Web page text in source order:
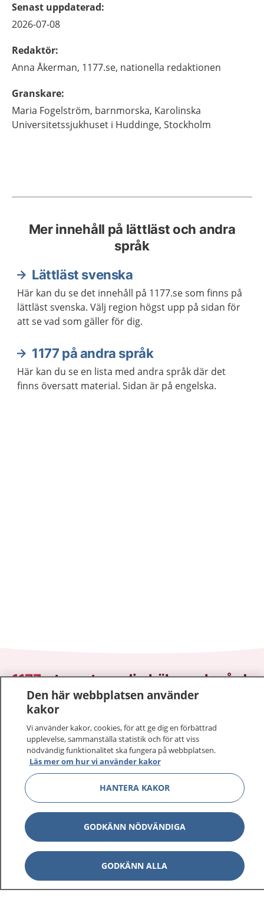
Senast uppdaterad:
2026-07-08
Redaktör:
Anna Åkerman, 1177.se, nationella redaktionen
Granskare:
Maria Fogelström, barnmorska, Karolinska
Universitetssjukhuset i Huddinge, Stockholm
Mer innehåll på lättläst och andra
språk
Lättläst svenska
Här kan du se det innehåll på 1177.se som finns på
lättläst svenska. Välj region högst upp på sidan för
att se vad som gäller för dig.
1177 på andra språk
Här kan du se en lista med andra språk där det
finns översatt material. Sidan är på engelska.
1177–tryggt om din hälsa och vård
På 1177.se får du råd om hälsa och information om
sjukdomar och vilka mottagningar du kan kontakta.
Logga in för att läsa din journal och göra dina
vårdärenden. Ring telefonnummer 1177 för
sjukvårdsrådgivning dygnet runt.
1177 ger dig råd när du vill må bättre.
1177 på flera språk Visa
Om 1177
Den här webbplatsen använder
kakor
Vi använder kakor, cookies, för att ge dig en förbättrad
upplevelse, sammanställa statistik och för att viss
nödvändig funktionalitet ska fungera på webbplatsen.
Läs mer om hur vi använder kakor
HANTERA KAKOR
GODKÄNN NÖDVÄNDIGA
GODKÄNN ALLA